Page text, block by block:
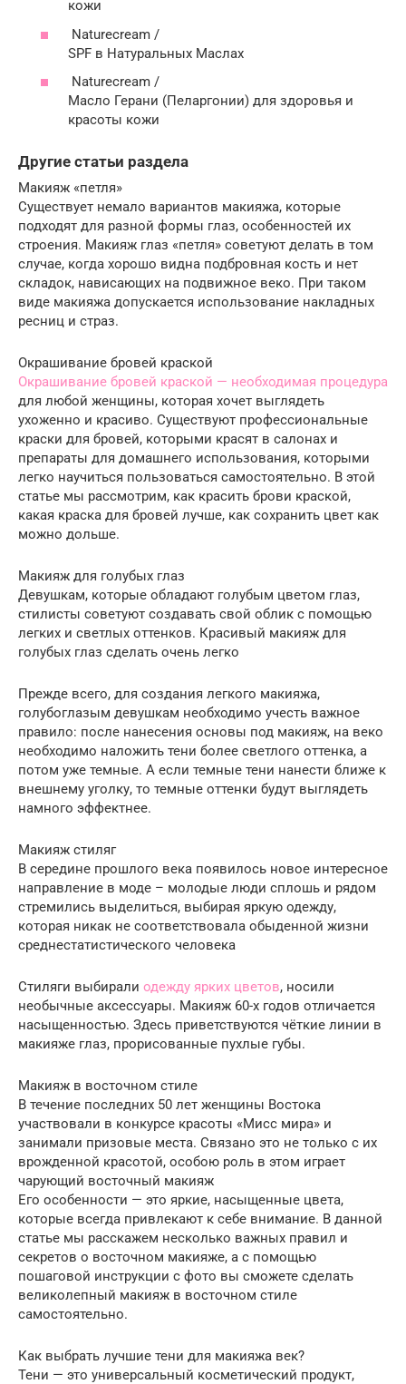
кожи
Naturecream /
SPF в Натуральных Маслах
Naturecream /
Масло Герани (Пеларгонии) для здоровья и
красоты кожи
Другие статьи раздела
Макияж «петля»
Существует немало вариантов макияжа, которые
подходят для разной формы глаз, особенностей их
строения. Макияж глаз «петля» советуют делать в том
случае, когда хорошо видна подбровная кость и нет
складок, нависающих на подвижное веко. При таком
виде макияжа допускается использование накладных
ресниц и страз.
Окрашивание бровей краской
Окрашивание бровей краской — необходимая процедура
для любой женщины, которая хочет выглядеть
ухоженно и красиво. Существуют профессиональные
краски для бровей, которыми красят в салонах и
препараты для домашнего использования, которыми
легко научиться пользоваться самостоятельно. В этой
статье мы рассмотрим, как красить брови краской,
какая краска для бровей лучше, как сохранить цвет как
можно дольше.
Макияж для голубых глаз
Девушкам, которые обладают голубым цветом глаз,
стилисты советуют создавать свой облик с помощью
легких и светлых оттенков. Красивый макияж для
голубых глаз сделать очень легко
Прежде всего, для создания легкого макияжа,
голубоглазым девушкам необходимо учесть важное
правило: после нанесения основы под макияж, на веко
необходимо наложить тени более светлого оттенка, а
потом уже темные. А если темные тени нанести ближе к
внешнему уголку, то темные оттенки будут выглядеть
намного эффектнее.
Макияж стиляг
В середине прошлого века появилось новое интересное
направление в моде – молодые люди сплошь и рядом
стремились выделиться, выбирая яркую одежду,
которая никак не соответствовала обыденной жизни
среднестатистического человека
Стиляги выбирали одежду ярких цветов, носили
необычные аксессуары. Макияж 60-х годов отличается
насыщенностью. Здесь приветствуются чёткие линии в
макияже глаз, прорисованные пухлые губы.
Макияж в восточном стиле
В течение последних 50 лет женщины Востока
участвовали в конкурсе красоты «Мисс мира» и
занимали призовые места. Связано это не только с их
врожденной красотой, особою роль в этом играет
чарующий восточный макияж
Его особенности — это яркие, насыщенные цвета,
которые всегда привлекают к себе внимание. В данной
статье мы расскажем несколько важных правил и
секретов о восточном макияже, а с помощью
пошаговой инструкции с фото вы сможете сделать
великолепный макияж в восточном стиле
самостоятельно.
Как выбрать лучшие тени для макияжа век?
Тени — это универсальный косметический продукт,